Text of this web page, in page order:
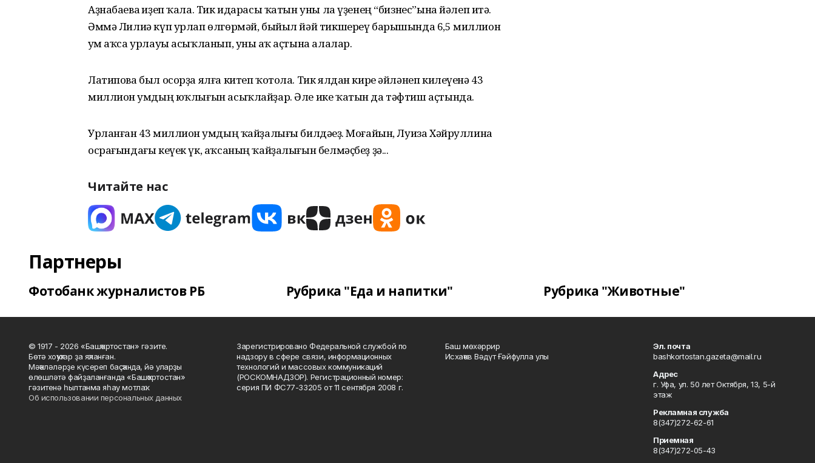
Аҙнабаева һиҙеп ҡала. Тик идарасы ҡатын уны ла үҙенең “бизнес”ына йәлеп итә.
Әммә Лилиә күп урлап өлгөрмәй, быйыл йәй тикшереү барышында 6,5 миллион
һум аҡса урлауы асыҡланып, уны һаҡ аҫтына алалар.
Латипова был осорҙа ялға китеп ҡотола. Тик ялдан кире әйләнеп килеүенә 43
миллион һумдың юҡлығын асыҡлайҙар. Әле ике ҡатын да тәфтиш аҫтында.
Урланған 43 миллион һумдың ҡайҙалығы билдәһеҙ. Моғайын, Луиза Хәйруллина
осрағындағы кеүек үк, аҡсаның ҡайҙалығын белмәҫбеҙ ҙә...
Читайте нас
Партнеры
Фотобанк журналистов РБ Рубрика "Еда и напитки" Рубрика "Животные"
© 1917 - 2026 «Башҡортостан» гәзите.
Бөтә хоҡуҡтар ҙа яҡланған.
Мәҡәләләрҙе күсереп баҫҡанда, йә уларҙы
өлөшләтә файҙаланғанда «Башҡортостан»
гәзитенә һылтанма яһау мотлаҡ.
Об использовании персональных данных
Зарегистрировано Федеральной службой по
надзору в сфере связи, информационных
технологий и массовых коммуникаций
(РОСКОМНАДЗОР). Регистрационный номер:
серия ПИ ФС77-33205 от 11 сентября 2008 г.
Баш мөхәррир
Исхаҡов Вәдүт Ғәйфулла улы
Эл. почта
bashkortostan.gazeta@mail.ru
Адрес
г. Уфа, ул. 50 лет Октября, 13, 5-й
этаж
Рекламная служба
8(347)272-62-61
Приемная
8(347)272-05-43